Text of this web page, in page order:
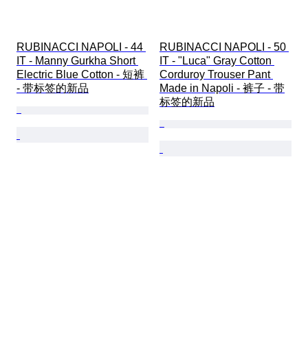
RUBINACCI NAPOLI - 44
IT - Manny Gurkha Short
Electric Blue Cotton - 短裤
- 带标签的新品
RUBINACCI NAPOLI - 50
IT - "Luca" Gray Cotton
Corduroy Trouser Pant
Made in Napoli - 裤子 - 带
标签的新品